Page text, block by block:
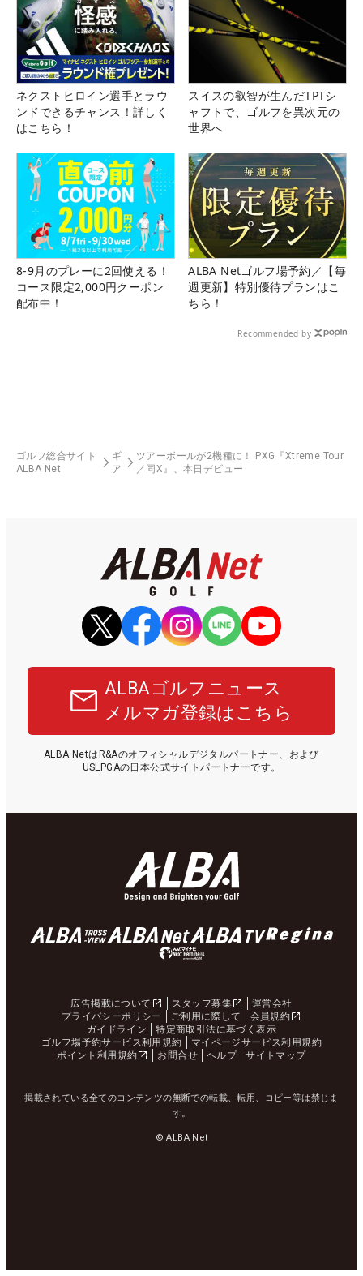
ネクストヒロイン選手とラウ
ンドできるチャンス！詳しく
はこちら！
スイスの叡智が生んだTPTシ
ャフトで、ゴルフを異次元の
世界へ
8-9月のプレーに2回使える！
コース限定2,000円クーポン
配布中！
ALBA Netゴルフ場予約／【毎
週更新】特別優待プランはこ
ちら！
Recommended by
ゴルフ総合サイト
ALBA Net
ギ
ア
ツアーボールが2機種に！ PXG『Xtreme Tour
／同X』、本日デビュー
ALBAゴルフニュース
メルマガ登録はこちら
ALBA NetはR&Aのオフィシャルデジタルパートナー、および
USLPGAの日本公式サイトパートナーです。
広告掲載について スタッフ募集
運営会社
プライバシーポリシー
ご利用に際して
会員規約
ガイドライン
特定商取引法に基づく表示
ゴルフ場予約サービス利用規約
マイページサービス利用規約
ポイント利用規約
お問合せ ヘルプ サイトマップ
掲載されている全てのコンテンツの無断での転載、転用、コピー等は禁じま
す。
© ALBA Net